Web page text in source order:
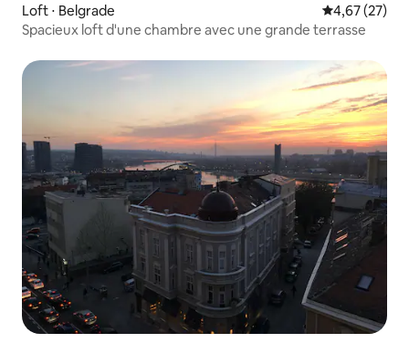
Loft ⋅ Belgrade Évaluation
4,67 (27)
Spacieux loft d'une chambre avec une grande terrasse